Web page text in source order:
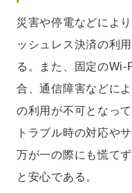
災害や停電などによ
ッシュレス決済の利
る。また、固定の
合、通信障害などに
の利用が不可となっ
トラブル時の対応や
万が一の際にも慌て
と安心である。